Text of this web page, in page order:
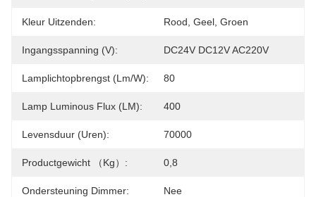
Kleur Uitzenden: Rood, Geel, Groen
Ingangsspanning (V): DC24V DC12V AC220V
Lamplichtopbrengst (lm/w): 80
Lamp Luminous Flux (LM): 400
Levensduur (uren): 70000
Productgewicht （kg）: 0,8
Ondersteuning Dimmer: Nee